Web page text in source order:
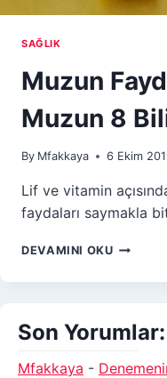
SAĞLIK
Muzun
Muzun 8
By Mfakkaya 6 Ekim
Lif ve vitamin
faydaları saymakla
DEVAMINI OKU MUZUN
BILIMSEL
Son Yorumlar:
Mfakkaya -